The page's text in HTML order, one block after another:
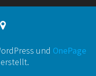
und OnePage
erstellt.